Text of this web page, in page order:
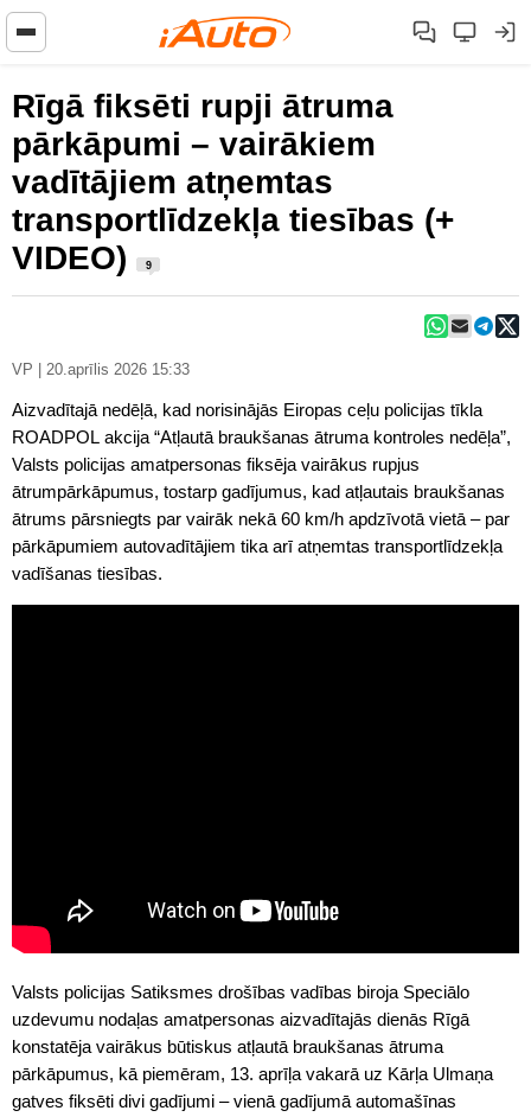
Rīgā fiksēti rupji ātruma
pārkāpumi – vairākiem
vadītājiem atņemtas
transportlīdzekļa tiesības (+
VIDEO)
9
VP | 20.aprīlis 2026 15:33
Aizvadītajā nedēļā, kad norisinājās Eiropas ceļu policijas tīkla
ROADPOL akcija “Atļautā braukšanas ātruma kontroles nedēļa”,
Valsts policijas amatpersonas fiksēja vairākus rupjus
ātrumpārkāpumus, tostarp gadījumus, kad atļautais braukšanas
ātrums pārsniegts par vairāk nekā 60 km/h apdzīvotā vietā – par
pārkāpumiem autovadītājiem tika arī atņemtas transportlīdzekļa
vadīšanas tiesības.
Valsts policijas Satiksmes drošības vadības biroja Speciālo
uzdevumu nodaļas amatpersonas aizvadītajās dienās Rīgā
konstatēja vairākus būtiskus atļautā braukšanas ātruma
pārkāpumus, kā piemēram, 13. aprīļa vakarā uz Kārļa Ulmaņa
gatves fiksēti divi gadījumi – vienā gadījumā automašīnas